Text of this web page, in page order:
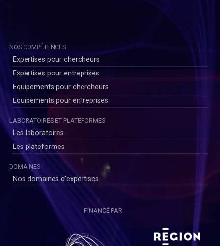
NOS COMPÉTENCES
Expertises pour chercheurs
Expertises pour entreprises
Equipements pour chercheurs
Equipements pour entreprises
LABORATOIRES ET PLATEFORMES
Les laboratoires
Les plateformes
DOMAINES
Nos domaines d'expertises
FINANCÉ PAR